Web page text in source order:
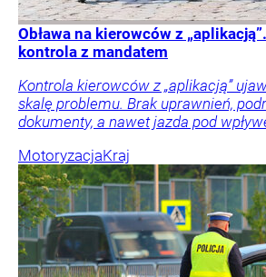
Obława na kierowców z
kontrola z mandatem
Kontrola kierowców z „aplikacją”
skalę problemu. Brak uprawnień,
dokumenty, a nawet jazda pod
MotoryzacjaKraj